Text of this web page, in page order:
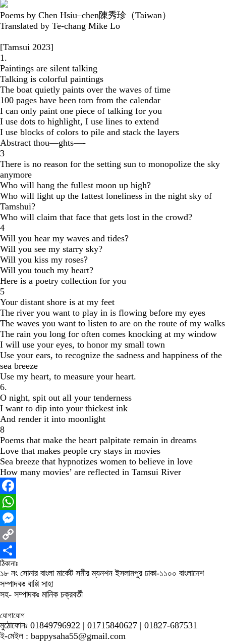
Poems by Chen Hsiu–chen陳秀珍（Taiwan）
Translated by Te-chang Mike Lo
[Tamsui 2023]
1.
Paintings are silent talking
Talking is colorful paintings
The boat quietly paints over the waves of time
100 pages have been torn from the calendar
I can only paint one piece of talking for you
I use dots to highlight, I use lines to extend
I use blocks of colors to pile and stack the layers
Abstract thou—ghts—-
3
There is no reason for the setting sun to monopolize the sky
anymore
Who will hang the fullest moon up high?
Who will light up the fattest loneliness in the night sky of
Tamshui?
Who will claim that face that gets lost in the crowd?
4
Will you hear my waves and tides?
Will you see my starry sky?
Will you kiss my roses?
Will you touch my heart?
Here is a poetry collection for you
5
Your distant shore is at my feet
The river you want to play in is flowing before my eyes
The waves you want to listen to are on the route of my walks
The rain you long for often comes knocking at my window
I will use your eyes, to honor my small town
Use your ears, to recognize the sadness and happiness of the
sea breeze
Use my heart, to measure your heart.
6.
O night, spit out all your tenderness
I want to dip into your thickest ink
And render it into moonlight
8
Poems that make the heart palpitate remain in dreams
Love that makes people cry stays in movies
Sea breeze that hypnotizes women to believe in love
How many movies’ are reflected in Tamsui River
Facebook
WhatsApp
Messenger
Copy
Link
Share
ঠিকানাঃ
১৮ নং সোনার বাংলা মার্কেট সমীর ম্যনশন ইসলামপুর ঢাকা-১১০০ বাংলাদেশ
সম্পাদকঃ বাপ্পি সাহা
সহ- সম্পাদকঃ মানিক চক্রবর্তী
যোগাযোগ
মুঠোফোনঃ 01849796922 | 01715840627 | 01827-687531
ই-মেইল : bappysaha55@gmail.com